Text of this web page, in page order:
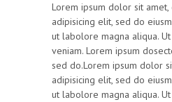
Lorem ipsum dolor sit amet,
adipisicing elit, sed do
ut labolore magna aliqua.
veniam. Lorem ipsum
sed do.Lorem ipsum dolor
adipisicing elit, sed do
ut labolore magna aliqua.